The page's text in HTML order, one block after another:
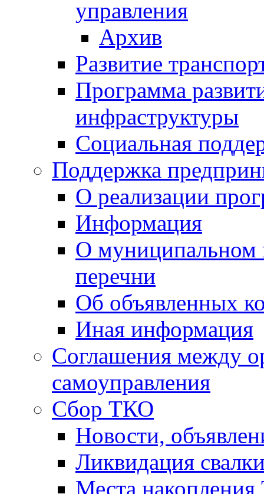
управления
Архив
Развитие
Программа
инфраструктуры
Социальная
Поддержка
О реализации
Информация
О муниципальном
перечни
Об объявленных
Иная информация
Соглашения между
самоуправления
Сбор ТКО
Новости,
Ликвидация
Места